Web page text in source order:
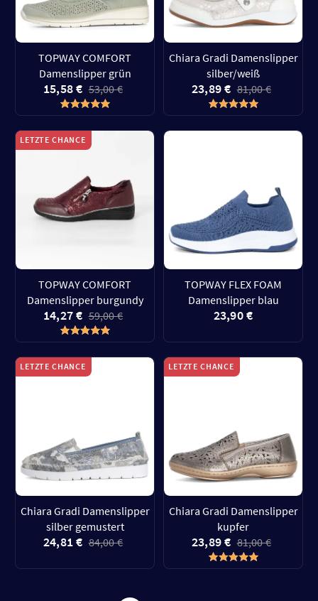
TOPWAY COMFORT
Damenslipper grün
15,58 € 53,00 €
Chiara Gradi Damenslipper
silber/weiß
23,89 € 81,00 €
LETZTE CHANCE
TOPWAY COMFORT
Damenslipper burgundy
14,27 € 59,00 €
TOPWAY FLEX FOAM
Damenslipper blau
23,90 €
LETZTE CHANCE
Chiara Gradi Damenslipper
silber gemustert
24,81 € 84,00 €
LETZTE CHANCE
Chiara Gradi Damenslipper
kupfer
23,89 € 81,00 €